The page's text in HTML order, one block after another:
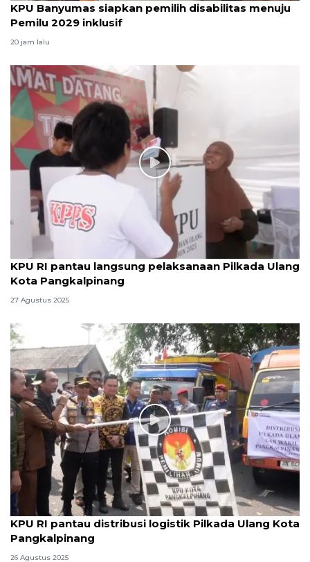
KPU Banyumas siapkan pemilih disabilitas menuju
Pemilu 2029 inklusif
20 jam lalu
KPU RI pantau langsung pelaksanaan Pilkada Ulang
Kota Pangkalpinang
27 Agustus 2025
KPU RI pantau distribusi logistik Pilkada Ulang Kota
Pangkalpinang
26 Agustus 2025